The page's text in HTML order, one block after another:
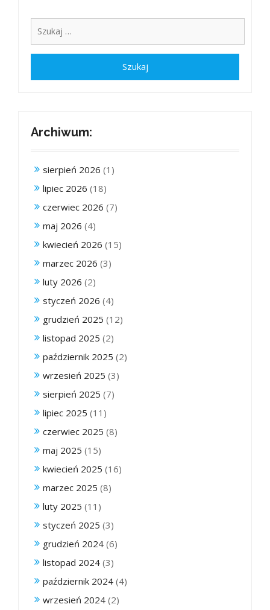
Archiwum:
sierpień 2026 (1)
lipiec 2026 (18)
czerwiec 2026 (7)
maj 2026 (4)
kwiecień 2026 (15)
marzec 2026 (3)
luty 2026 (2)
styczeń 2026 (4)
grudzień 2025 (12)
listopad 2025 (2)
październik 2025 (2)
wrzesień 2025 (3)
sierpień 2025 (7)
lipiec 2025 (11)
czerwiec 2025 (8)
maj 2025 (15)
kwiecień 2025 (16)
marzec 2025 (8)
luty 2025 (11)
styczeń 2025 (3)
grudzień 2024 (6)
listopad 2024 (3)
październik 2024 (4)
wrzesień 2024 (2)